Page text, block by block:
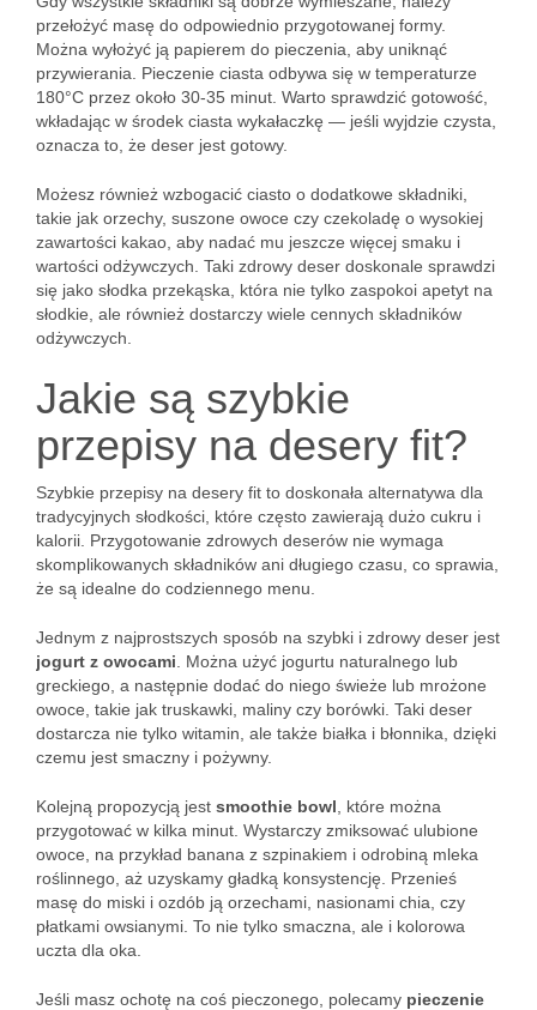
przełożyć masę do odpowiednio przygotowanej formy.
Można wyłożyć ją papierem do pieczenia, aby uniknąć
przywierania. Pieczenie ciasta odbywa się w temperaturze
180°C przez około 30-35 minut. Warto sprawdzić gotowość,
wkładając w środek ciasta wykałaczkę — jeśli wyjdzie czysta,
oznacza to, że deser jest gotowy.
Możesz również wzbogacić ciasto o dodatkowe składniki,
takie jak orzechy, suszone owoce czy czekoladę o wysokiej
zawartości kakao, aby nadać mu jeszcze więcej smaku i
wartości odżywczych. Taki zdrowy deser doskonale sprawdzi
się jako słodka przekąska, która nie tylko zaspokoi apetyt na
słodkie, ale również dostarczy wiele cennych składników
odżywczych.
Jakie są szybkie
przepisy na desery fit?
Szybkie przepisy na desery fit to doskonała alternatywa dla
tradycyjnych słodkości, które często zawierają dużo cukru i
kalorii. Przygotowanie zdrowych deserów nie wymaga
skomplikowanych składników ani długiego czasu, co sprawia,
że są idealne do codziennego menu.
Jednym z najprostszych sposób na szybki i zdrowy deser jest
jogurt z owocami . Można użyć jogurtu naturalnego lub
greckiego, a następnie dodać do niego świeże lub mrożone
owoce, takie jak truskawki, maliny czy borówki. Taki deser
dostarcza nie tylko witamin, ale także białka i błonnika, dzięki
czemu jest smaczny i pożywny.
Kolejną propozycją jest smoothie bowl , które można
przygotować w kilka minut. Wystarczy zmiksować ulubione
owoce, na przykład banana z szpinakiem i odrobiną mleka
roślinnego, aż uzyskamy gładką konsystencję. Przenieś
masę do miski i ozdób ją orzechami, nasionami chia, czy
płatkami owsianymi. To nie tylko smaczna, ale i kolorowa
uczta dla oka.
Jeśli masz ochotę na coś pieczonego, polecamy pieczenie